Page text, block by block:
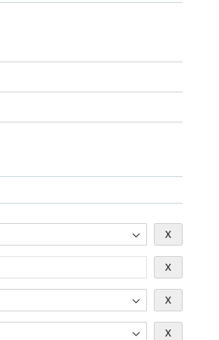
X
X
X
X